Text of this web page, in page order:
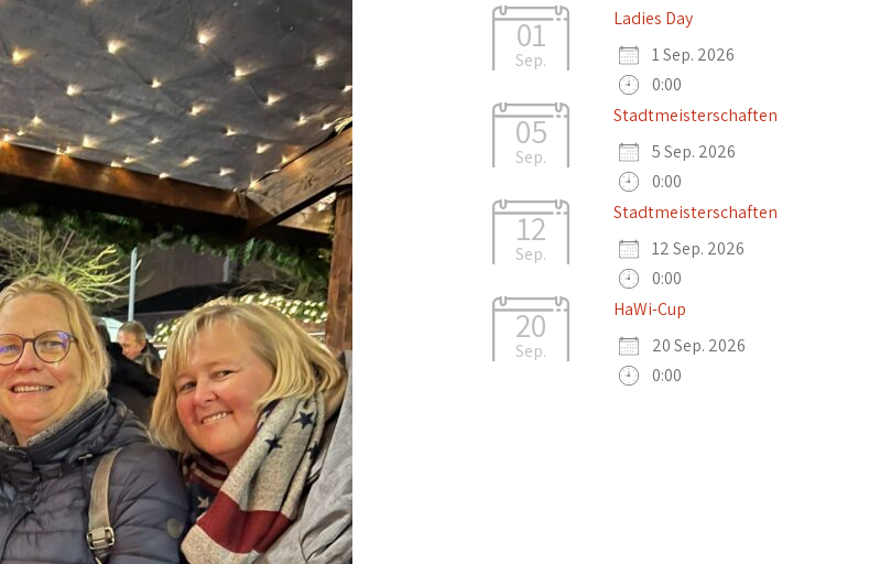
01
Sep.
Ladies Day
1 Sep. 2026
0:00
05
Sep.
Stadtmeisterschaften
5 Sep. 2026
0:00
12
Sep.
Stadtmeisterschaften
12 Sep. 2026
0:00
20
Sep.
HaWi-Cup
20 Sep. 2026
0:00